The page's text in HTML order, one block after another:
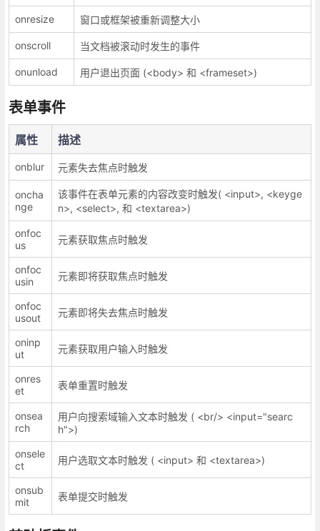
onresize 窗口或框架被重新调整大小
onscroll 当文档被滚动时发生的事件
onunload 用户退出页面 (<body> 和 <frameset>)
表单事件
属性 描述
onblur 元素失去焦点时触发
oncha
nge
该事件在表单元素的内容改变时触发( <input>, <keyge
n>, <select>, 和 <textarea>)
onfoc
us
元素获取焦点时触发
onfoc
usin
元素即将获取焦点时触发
onfoc
usout
元素即将失去焦点时触发
oninp
ut
元素获取用户输入时触发
onres
et
表单重置时触发
onsea
rch
用户向搜索域输入文本时触发 ( <br/> <input="searc
h">)
onsele
ct
用户选取文本时触发 ( <input> 和 <textarea>)
onsub
mit
表单提交时触发